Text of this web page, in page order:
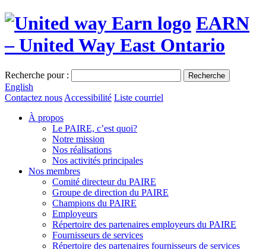
EARN
– United Way East Ontario
Recherche pour : Recherche
English
Contactez nous Accessibilité Liste courriel
À propos
Le PAIRE, c’est quoi?
Notre mission
Nos réalisations
Nos activités principales
Nos membres
Comité directeur du PAIRE
Groupe de direction du PAIRE
Champions du PAIRE
Employeurs
Répertoire des partenaires employeurs du PAIRE
Fournisseurs de services
Répertoire des partenaires fournisseurs de services